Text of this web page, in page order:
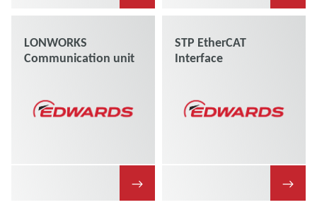
LONWORKS
Communication unit
→
STP EtherCAT
Interface
→